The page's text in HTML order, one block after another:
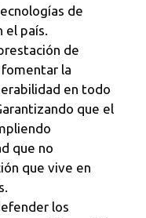
de
el país.
de
la
en todo
que el
que no
que vive en
los